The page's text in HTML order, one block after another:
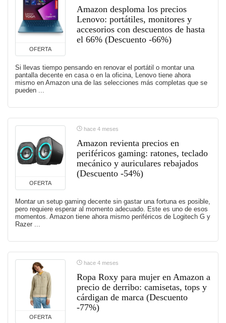
OFERTA
Amazon desploma los precios
Lenovo: portátiles, monitores y
accesorios con descuentos de hasta
el 66% (Descuento -66%)
Si llevas tiempo pensando en renovar el portátil o montar una
pantalla decente en casa o en la oficina, Lenovo tiene ahora
mismo en Amazon una de las selecciones más completas que se
pueden ...
OFERTA
hace 4 meses
Amazon revienta precios en
periféricos gaming: ratones, teclado
mecánico y auriculares rebajados
(Descuento -54%)
Montar un setup gaming decente sin gastar una fortuna es posible,
pero requiere esperar al momento adecuado. Este es uno de esos
momentos. Amazon tiene ahora mismo periféricos de Logitech G y
Razer ...
OFERTA
hace 4 meses
Ropa Roxy para mujer en Amazon a
precio de derribo: camisetas, tops y
cárdigan de marca (Descuento
-77%)